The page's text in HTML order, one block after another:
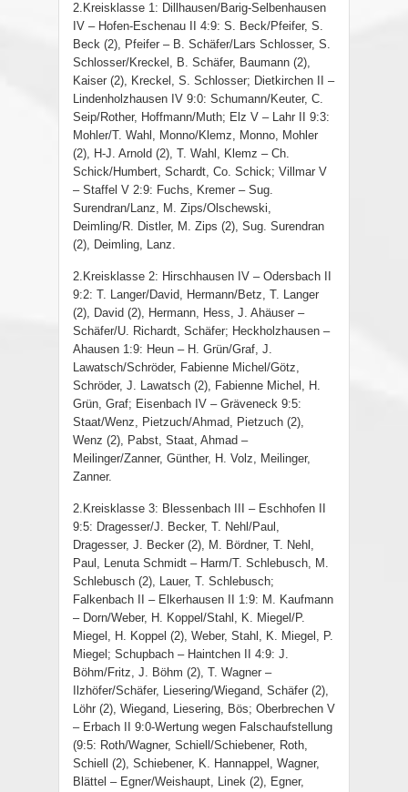
2.Kreisklasse 1: Dillhausen/Barig-Selbenhausen
IV – Hofen-Eschenau II 4:9: S. Beck/Pfeifer, S.
Beck (2), Pfeifer – B. Schäfer/Lars Schlosser, S.
Schlosser/Kreckel, B. Schäfer, Baumann (2),
Kaiser (2), Kreckel, S. Schlosser; Dietkirchen II –
Lindenholzhausen IV 9:0: Schumann/Keuter, C.
Seip/Rother, Hoffmann/Muth; Elz V – Lahr II 9:3:
Mohler/T. Wahl, Monno/Klemz, Monno, Mohler
(2), H-J. Arnold (2), T. Wahl, Klemz – Ch.
Schick/Humbert, Schardt, Co. Schick; Villmar V
– Staffel V 2:9: Fuchs, Kremer – Sug.
Surendran/Lanz, M. Zips/Olschewski,
Deimling/R. Distler, M. Zips (2), Sug. Surendran
(2), Deimling, Lanz.
2.Kreisklasse 2: Hirschhausen IV – Odersbach II
9:2: T. Langer/David, Hermann/Betz, T. Langer
(2), David (2), Hermann, Hess, J. Ahäuser –
Schäfer/U. Richardt, Schäfer; Heckholzhausen –
Ahausen 1:9: Heun – H. Grün/Graf, J.
Lawatsch/Schröder, Fabienne Michel/Götz,
Schröder, J. Lawatsch (2), Fabienne Michel, H.
Grün, Graf; Eisenbach IV – Gräveneck 9:5:
Staat/Wenz, Pietzuch/Ahmad, Pietzuch (2),
Wenz (2), Pabst, Staat, Ahmad –
Meilinger/Zanner, Günther, H. Volz, Meilinger,
Zanner.
2.Kreisklasse 3: Blessenbach III – Eschhofen II
9:5: Dragesser/J. Becker, T. Nehl/Paul,
Dragesser, J. Becker (2), M. Bördner, T. Nehl,
Paul, Lenuta Schmidt – Harm/T. Schlebusch, M.
Schlebusch (2), Lauer, T. Schlebusch;
Falkenbach II – Elkerhausen II 1:9: M. Kaufmann
– Dorn/Weber, H. Koppel/Stahl, K. Miegel/P.
Miegel, H. Koppel (2), Weber, Stahl, K. Miegel, P.
Miegel; Schupbach – Haintchen II 4:9: J.
Böhm/Fritz, J. Böhm (2), T. Wagner –
Ilzhöfer/Schäfer, Liesering/Wiegand, Schäfer (2),
Löhr (2), Wiegand, Liesering, Bös; Oberbrechen V
– Erbach II 9:0-Wertung wegen Falschaufstellung
(9:5: Roth/Wagner, Schiell/Schiebener, Roth,
Schiell (2), Schiebener, K. Hannappel, Wagner,
Blättel – Egner/Weishaupt, Linek (2), Egner,